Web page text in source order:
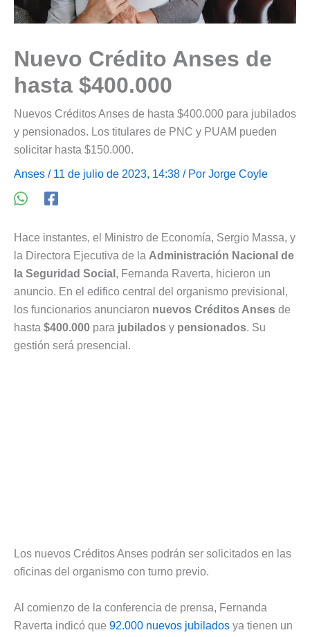
Nuevo Crédito Anses de
hasta $400.000
Nuevos Créditos Anses de hasta $400.000 para jubilados
y pensionados. Los titulares de PNC y PUAM pueden
solicitar hasta $150.000.
Anses / 11 de julio de 2023, 14:38 / Por Jorge Coyle
Hace instantes, el Ministro de Economía, Sergio Massa, y
la Directora Ejecutiva de la Administración Nacional de
la Seguridad Social , Fernanda Raverta, hicieron un
anuncio. En el edifico central del organismo previsional,
los funcionarios anunciaron nuevos Créditos Anses de
hasta $400.000 para jubilados y pensionados. Su
gestión será presencial.
Los nuevos Créditos Anses podrán ser solicitados en las
oficinas del organismo con turno previo.
Al comienzo de la conferencia de prensa, Fernanda
Raverta indicó que 92.000 nuevos jubilados ya tienen un